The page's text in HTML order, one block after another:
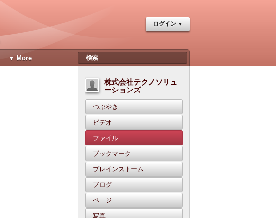
ログイン
More
株式会社テクノソリュ
ーションズ
つぶやき
ビデオ
ファイル
ブックマーク
ブレインストーム
ブログ
ページ
写真